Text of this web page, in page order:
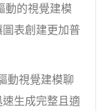
動的視覺建模
表創建更加普
動視覺建模聊
生成完整且適